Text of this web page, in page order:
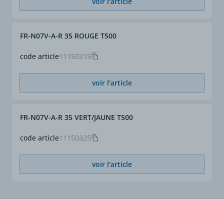
code article11150315
FR-N07V-A-R 35 ROUGE T500
voir l'article
code article11150325
FR-N07V-A-R 35 VERT/JAUNE T500
voir l'article